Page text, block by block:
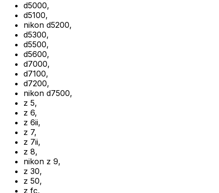
d5000,
d5100,
nikon d5200,
d5300,
d5500,
d5600,
d7000,
d7100,
d7200,
nikon d7500,
z 5,
z 6,
z 6ii,
z 7,
z 7ii,
z 8,
nikon z 9,
z 30,
z 50,
z fc,